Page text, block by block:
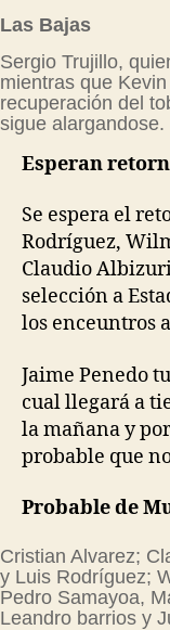
Las Bajas
Sergio Trujillo,
mientras que
recuperación del
sigue alargandose.
Esperan
Se espera el
Rodríguez,
Claudio
selección a
los enceuntros
Jaime Penedo
cual llegará a
la mañana y
probable que
Probable de
Cristian Alvarez;
y Luis Rodríguez;
Pedro Samayoa,
Leandro barrios y